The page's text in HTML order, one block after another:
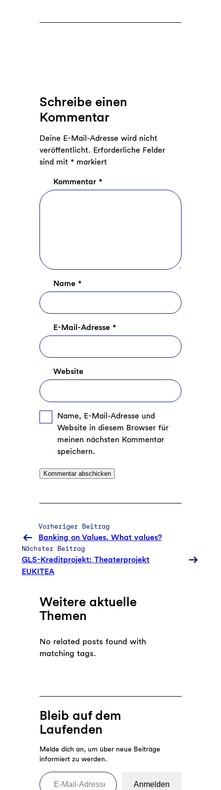
Schreibe einen
Kommentar
Deine E-Mail-Adresse wird nicht
veröffentlicht. Erforderliche Felder
sind mit *markiert
Kommentar *
Name *
E-Mail-Adresse *
Website
Name, E-Mail-Adresse und
Website in diesem Browser für
meinen nächsten Kommentar
speichern.
Vorheriger Beitrag
Banking on Values. What values?
Nächster Beitrag
GLS-Kreditprojekt: Theaterprojekt
EUKITEA
Weitere aktuelle
Themen
No related posts found with
matching tags.
Bleib auf dem
Laufenden
Melde dich an, um über neue Beiträge
informiert zu werden.
E-Mail-Adresse eingeben
Anmelden